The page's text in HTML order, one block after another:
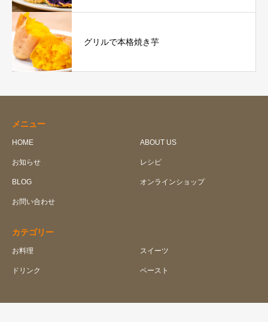
グリルで本格焼き芋
メニュー
HOME ABOUT US
お知らせ レシピ
BLOG オンラインショップ
お問い合わせ
カテゴリー
お料理 スイーツ
ドリンク ペースト